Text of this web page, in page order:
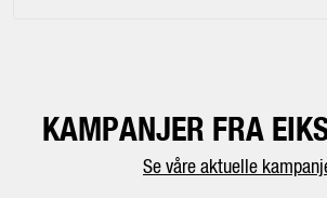
KAMPANJER FRA
Se våre aktuelle